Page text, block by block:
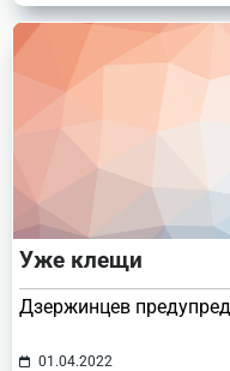
Уже клещи
Дзержинцев
01.04.2022